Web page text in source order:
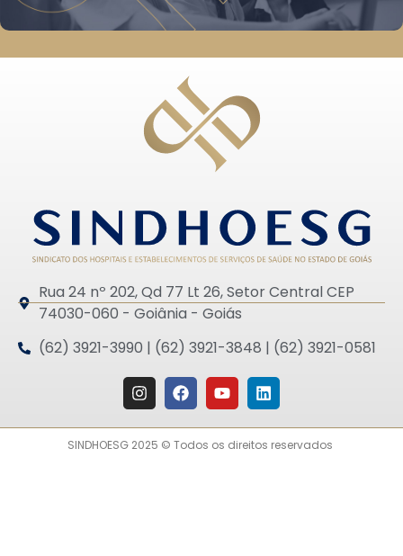
Rua 24 nº 202, Qd 77 Lt 26, Setor Central CEP
74030-060 - Goiânia - Goiás
(62) 3921-3990 | (62) 3921-3848 | (62) 3921-0581
SINDHOESG 2025 © Todos os direitos reservados